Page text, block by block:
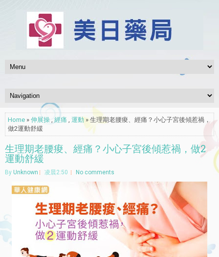
Home » 伸展操 , 經痛 , 運動 » 生理期老腰痠、經痛？小心子宮後傾惹禍，
做2運動舒緩
生理期老腰痠、經痛？小心子宮後傾惹禍，做2
運動舒緩
By Unknown 凌晨2:50 No comments